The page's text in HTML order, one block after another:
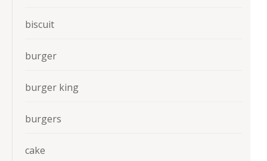
biscuit
burger
burger king
burgers
cake